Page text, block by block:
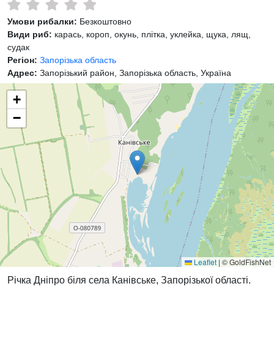
Умови рибалки: Безкоштовно
Види риб: карась, короп, окунь, плітка, уклейка, щука, лящ,
судак
Регіон: Запорізька область
Адрес: Запорізький район, Запорізька область, Україна
+
−
Leaflet | © GoldFishNet
Річка Дніпро біля села Канівське, Запорізької області.